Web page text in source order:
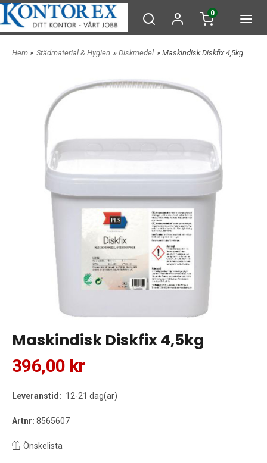
0
Hem » Städmaterial & Hygien » Diskmedel » Maskindisk Diskfix 4,5kg
Maskindisk Diskfix 4,5kg
396,00 kr
Leveranstid: 12-21 dag(ar)
Artnr: 8565607
Önskelista